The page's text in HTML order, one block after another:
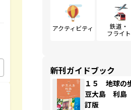
アクティビティ
鉄道・
フライト
新刊ガイドブック
１５ 地球
豆大島 利島
訂版